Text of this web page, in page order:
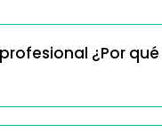
¿Por